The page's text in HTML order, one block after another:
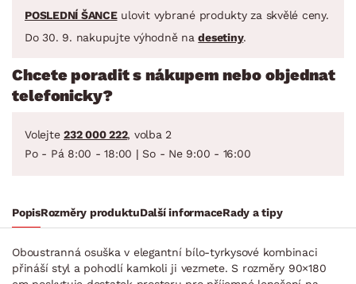
POSLEDNÍ ŠANCEulovit vybrané produkty za skvělé ceny.
Do 30. 9. nakupujte výhodně nadesetiny.
Chcete poradit s nákupem nebo objednat
telefonicky?
Volejte 232 000 222, volba 2
Po - Pá 8:00 - 18:00 | So - Ne 9:00 - 16:00
PopisRozměry produktuDalší informaceRady a tipy
Oboustranná osuška v elegantní bílo-tyrkysové kombinaci
přináší styl a pohodlí kamkoli ji vezmete. S rozměry 90×180